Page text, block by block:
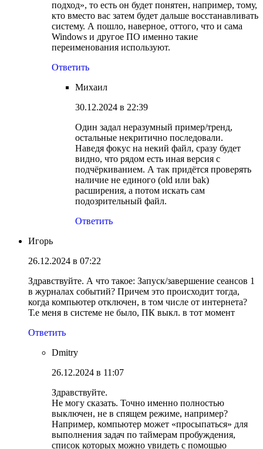
подход», то есть он будет понятен, например, тому,
кто вместо вас затем будет дальше восстанавливать
систему. А пошло, наверное, оттого, что и сама
Windows и другое ПО именно такие
переименования используют.
Ответить
Михаил
30.12.2024 в 22:39
Один задал неразумный пример/тренд,
остальные некритично последовали.
Наведя фокус на некий файл, сразу будет
видно, что рядом есть иная версия с
подчёркиванием. А так придётся проверять
наличие не единого (old или bak)
расширения, а потом искать сам
подозрительный файл.
Ответить
Игорь
26.12.2024 в 07:22
Здравствуйте. А что такое: Запуск/завершение сеансов 1
в журналах событий? Причем это происходит тогда,
когда компьютер отключен, в том числе от интернета?
Т.е меня в системе не было, ПК выкл. в тот момент
Ответить
Dmitry
26.12.2024 в 11:07
Здравствуйте.
Не могу сказать. Точно именно полностью
выключен, не в спящем режиме, например?
Например, компьютер может «просыпаться» для
выполнения задач по таймерам пробуждения,
список которых можно увидеть с помощью